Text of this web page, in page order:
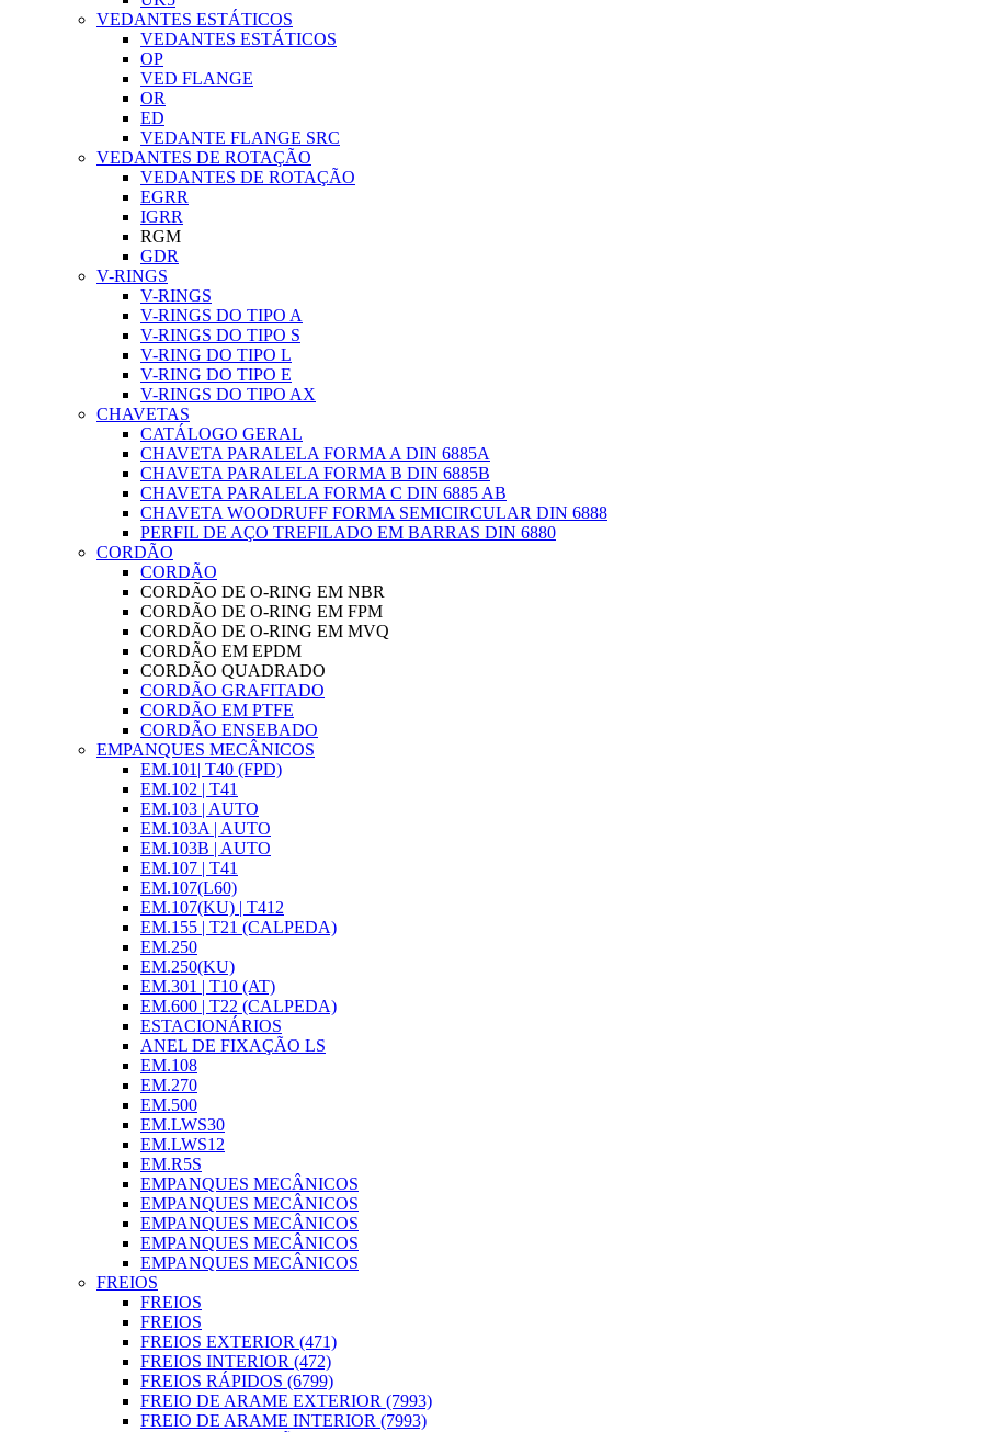
VEDANTES ESTÁTICOS
VEDANTES ESTÁTICOS
OP
VED FLANGE
OR
ED
VEDANTE FLANGE SRC
VEDANTES DE ROTAÇÃO
VEDANTES DE ROTAÇÃO
EGRR
IGRR
RGM
GDR
V-RINGS
V-RINGS
V-RINGS DO TIPO A
V-RINGS DO TIPO S
V-RING DO TIPO L
V-RING DO TIPO E
V-RINGS DO TIPO AX
CHAVETAS
CATÁLOGO GERAL
CHAVETA PARALELA FORMA A DIN 6885A
CHAVETA PARALELA FORMA B DIN 6885B
CHAVETA PARALELA FORMA C DIN 6885 AB
CHAVETA WOODRUFF FORMA SEMICIRCULAR DIN 6888
PERFIL DE AÇO TREFILADO EM BARRAS DIN 6880
CORDÃO
CORDÃO
CORDÃO DE O-RING EM NBR
CORDÃO DE O-RING EM FPM
CORDÃO DE O-RING EM MVQ
CORDÃO EM EPDM
CORDÃO QUADRADO
CORDÃO GRAFITADO
CORDÃO EM PTFE
CORDÃO ENSEBADO
EMPANQUES MECÂNICOS
EM.101| T40 (FPD)
EM.102 | T41
EM.103 | AUTO
EM.103A | AUTO
EM.103B | AUTO
EM.107 | T41
EM.107(L60)
EM.107(KU) | T412
EM.155 | T21 (CALPEDA)
EM.250
EM.250(KU)
EM.301 | T10 (AT)
EM.600 | T22 (CALPEDA)
ESTACIONÁRIOS
ANEL DE FIXAÇÃO LS
EM.108
EM.270
EM.500
EM.LWS30
EM.LWS12
EM.R5S
EMPANQUES MECÂNICOS
EMPANQUES MECÂNICOS
EMPANQUES MECÂNICOS
EMPANQUES MECÂNICOS
EMPANQUES MECÂNICOS
FREIOS
FREIOS
FREIOS
FREIOS EXTERIOR (471)
FREIOS INTERIOR (472)
FREIOS RÁPIDOS (6799)
FREIO DE ARAME EXTERIOR (7993)
FREIO DE ARAME INTERIOR (7993)